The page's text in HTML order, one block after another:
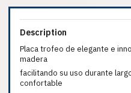
Description
Placa trofeo de elegante e
madera
facilitando su uso durante
confortable